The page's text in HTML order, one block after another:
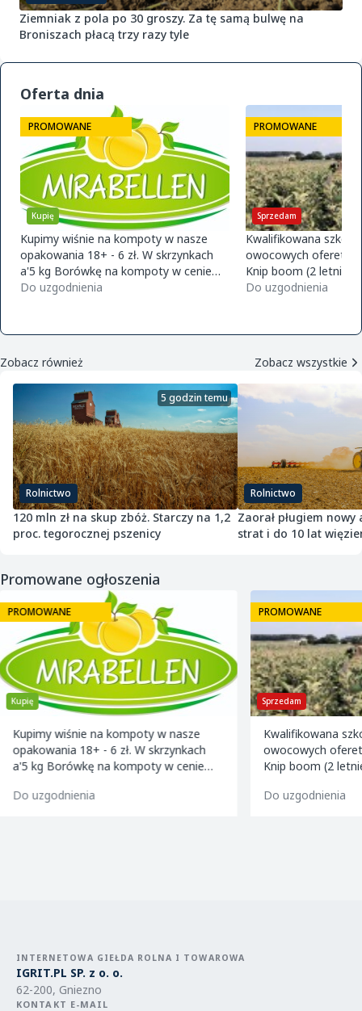
Ziemniak z pola po 30 groszy. Za tę samą bulwę na
Broniszach płacą trzy razy tyle
Oferta dnia
Kupię
PROMOWANE
Kupimy wiśnie na kompoty w nasze
opakowania 18+ - 6 zł. W skrzynkach
a'5 kg Borówkę na kompoty w cenie
-8,5 zł w skrzynkach a'5kg Truskawki - 4
Do uzgodnienia
Sprzedam
PROMOWANE
Kwalifikowana
owocowych ofereta
Knip boom (2 letnie)
golden m9 -jeronimo
Do uzgodnienia
Zobacz również Zobacz wszystkie
Rolnictwo
5 godzin temu
120 mln zł na skup zbóż. Starczy na 1,2
proc. tegorocznej pszenicy
Rolnictwo
Zaorał pługiem nowy
strat i do 10 lat
Promowane ogłoszenia
Kupię
PROMOWANE
Kupimy wiśnie na kompoty w nasze
opakowania 18+ - 6 zł. W skrzynkach
a'5 kg Borówkę na kompoty w cenie
zl/kg
Do uzgodnienia
Sprzedam
PROMOWANE
Kwalifikowana
owocowych
Knip boom (2
m9 -paulared m9/
Do uzgodnienia
INTERNETOWA GIEŁDA ROLNA I TOWAROWA
IGRIT.PL SP. z o. o.
62-200, Gniezno
KONTAKT E-MAIL